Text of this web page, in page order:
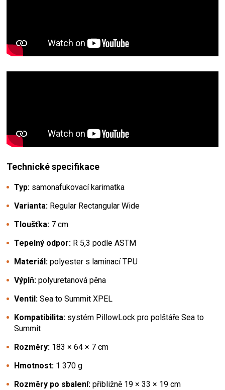
Technické specifikace
Typ: samonafukovací karimatka
Varianta: Regular Rectangular Wide
Tloušťka: 7 cm
Tepelný odpor: R 5,3 podle ASTM
Materiál: polyester s laminací TPU
Výplň: polyuretanová pěna
Ventil: Sea to Summit XPEL
Kompatibilita: systém PillowLock pro polštáře Sea to
Summit
Rozměry: 183 × 64 × 7 cm
Hmotnost: 1 370 g
Rozměry po sbalení: přibližně 19 × 33 × 19 cm